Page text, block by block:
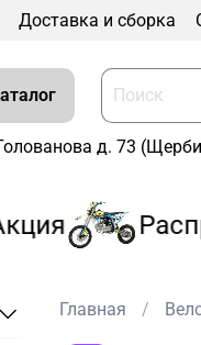
Доставка и сборка
д. 73
Главная